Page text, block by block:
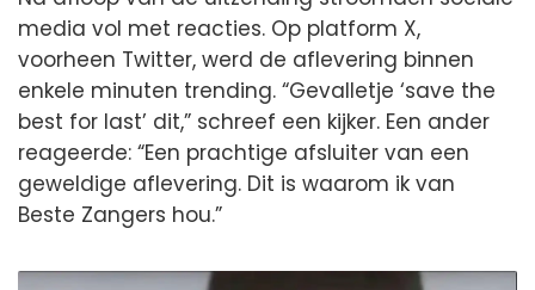
media vol met reacties. Op platform X,
voorheen Twitter, werd de aflevering binnen
enkele minuten trending. “Gevalletje ‘save the
best for last’ dit,” schreef een kijker. Een ander
reageerde: “Een prachtige afsluiter van een
geweldige aflevering. Dit is waarom ik van
Beste Zangers hou.”